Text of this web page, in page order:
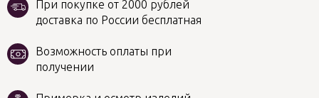
Возможность оплаты при
получении
При покупке от 2000 рублей
доставка по России бесплатная